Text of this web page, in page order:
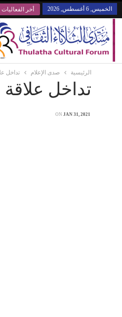
الخميس, 6 أغسطس, 2026 أخر الفعاليات
الرئيسية صدى الإعلام تداخل
تداخل علاقة
ON JAN 31, 2021